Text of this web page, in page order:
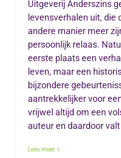
Uitgeverij Anderszins
levensverhalen uit, die
andere manier meer
persoonlijk relaas.
eerste plaats een
leven, maar een
bijzondere
aantrekkelijker voor
vrijwel altijd om een
auteur en daardoor valt
Lees meer